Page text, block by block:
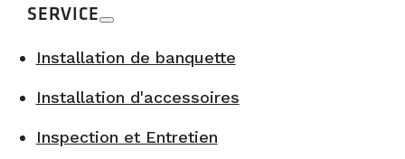
SERVICE
Installation de banquette
Installation d'accessoires
Inspection et Entretien